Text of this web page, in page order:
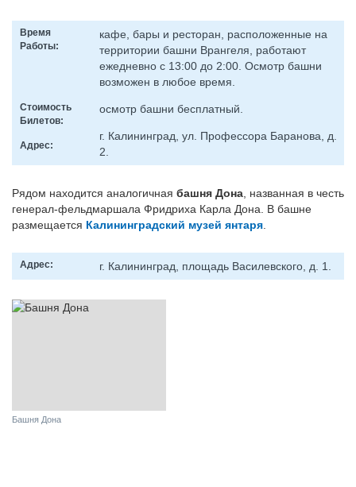
Время
Работы:
кафе, бары и ресторан, расположенные на
территории башни Врангеля, работают
ежедневно с 13:00 до 2:00. Осмотр башни
возможен в любое время.
Стоимость
Билетов:
осмотр башни бесплатный.
Адрес:
г. Калининград, ул. Профессора Баранова, д.
2.
Рядом находится аналогичная башня Дона , названная в честь
генерал-фельдмаршала Фридриха Карла Дона. В башне
размещается Калининградский музей янтаря
Адрес: г. Калининград, площадь Василевского, д. 1.
Башня Дона